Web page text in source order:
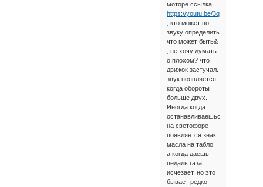
моторе ссылка
https://youtu.be/3qCfJcXhiB0
, кто может по
звуку определить
что может быть&
, не хочу думать
о плохом? что
движок застучал.
звук появляется
когда обороты
больше двух.
Иногда когда
останавливаешься
на светофоре
появляется знак
масла на табло.
а когда даешь
педаль газа
исчезает, но это
бывает редко.